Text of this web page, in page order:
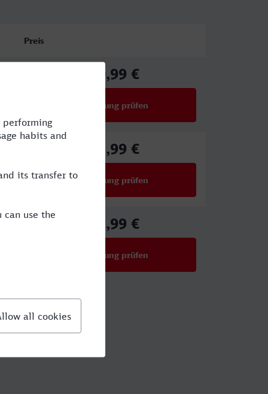
Preis
40,99 €
Verbindung prüfen
42,99 €
Verbindung prüfen
31,99 €
Verbindung prüfen